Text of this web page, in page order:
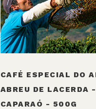
CAFÉ ESPECIAL DO
ABREU DE LACERDA -
CAPARAÓ - 500G